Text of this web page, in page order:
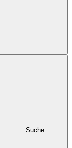
Suche